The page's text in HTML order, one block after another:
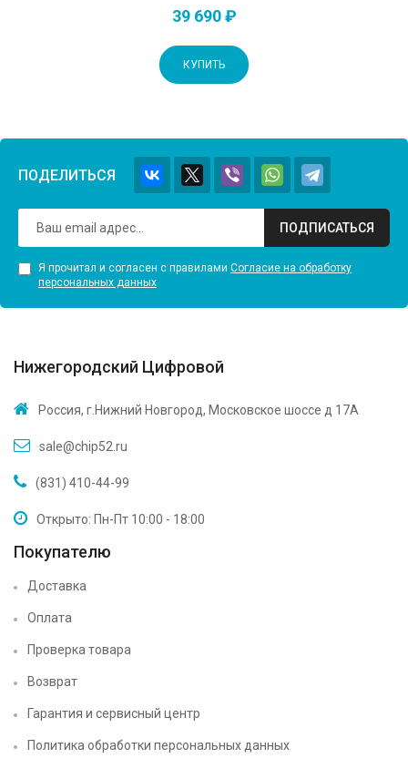
39 690 ₽
КУПИТЬ
ПОДЕЛИТЬСЯ
ПОДПИСАТЬСЯ
Я прочитал и согласен с правилами Согласие на обработку
персональных данных
Нижегородский Цифровой
Россия, г.Нижний Новгород, Московское шоссе д 17А
sale@chip52.ru
(831) 410-44-99
Открыто: Пн-Пт 10:00 - 18:00
Покупателю
Доставка
Оплата
Проверка товара
Возврат
Гарантия и сервисный центр
Политика обработки персональных данных